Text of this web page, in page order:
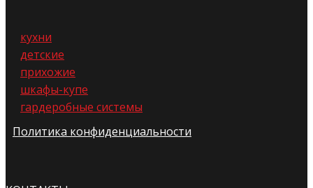
кухни
детские
прихожие
шкафы-купе
гардеробные системы
Политика конфиденциальности